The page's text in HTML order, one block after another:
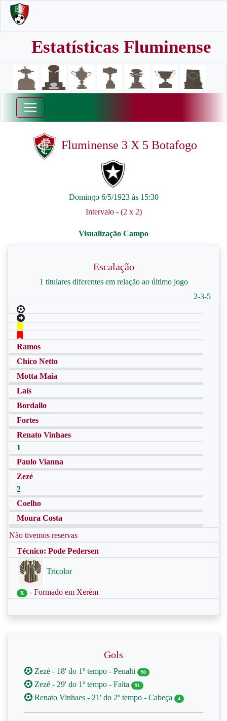
Estatísticas Fluminense
Fluminense 3 X 5 Botafogo
Domingo 6/5/1923 às 15:30
Intervalo - (2 x 2)
Escalação
1 titulares diferentes em relação ao último jogo
2-3-5
Ramos
Chico Netto
Motta Maia
Laís
Bordallo
Fortes
Renato Vinhaes
1
Paulo Vianna
Zezé
2
Coelho
Moura Costa
Não tivemos reservas
Técnico: Pode Pedersen
Tricolor
X - Formado em Xerém
Gols
Zezé - 18' do 1º tempo - Penalti 90
Zezé - 29' do 1º tempo - Falta 91
Renato Vinhaes - 21' do 2º tempo - Cabeça 4